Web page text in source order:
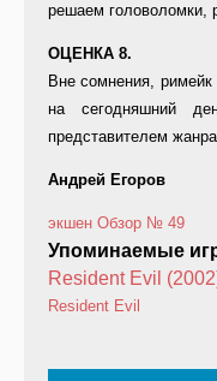
решаем головоломки,
ОЦЕНКА 8.
Вне сомнения, римейк
на сегодняшний
представителем
Андрей Егоров
экшен Обзор № 49
Упоминаемые
Resident Evil
Resident Evil